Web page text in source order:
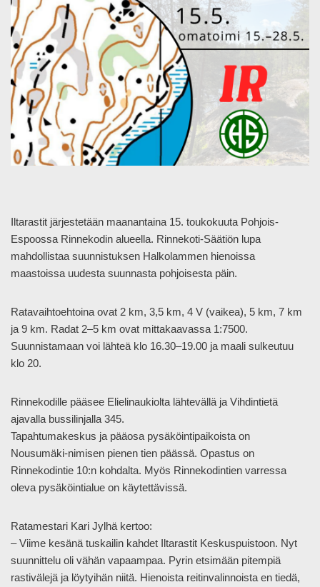
Iltarastit järjestetään maanantaina 15. toukokuuta Pohjois-
Espoossa Rinnekodin alueella. Rinnekoti-Säätiön lupa
mahdollistaa suunnistuksen Halkolammen hienoissa
maastoissa uudesta suunnasta pohjoisesta päin.
Ratavaihtoehtoina ovat 2 km, 3,5 km, 4 V (vaikea), 5 km, 7 km
ja 9 km. Radat 2–5 km ovat mittakaavassa 1:7500.
Suunnistamaan voi lähteä klo 16.30–19.00 ja maali sulkeutuu
klo 20.
Rinnekodille pääsee Elielinaukiolta lähtevällä ja Vihdintietä
ajavalla bussilinjalla 345.
Tapahtumakeskus ja pääosa pysäköintipaikoista on
Nousumäki-nimisen pienen tien päässä. Opastus on
Rinnekodintie 10:n kohdalta. Myös Rinnekodintien varressa
oleva pysäköintialue on käytettävissä.
Ratamestari Kari Jylhä kertoo:
– Viime kesänä tuskailin kahdet Iltarastit Keskuspuistoon. Nyt
suunnittelu oli vähän vapaampaa. Pyrin etsimään pitempiä
rastivälejä ja löytyihän niitä. Hienoista reitinvalinnoista en tiedä,